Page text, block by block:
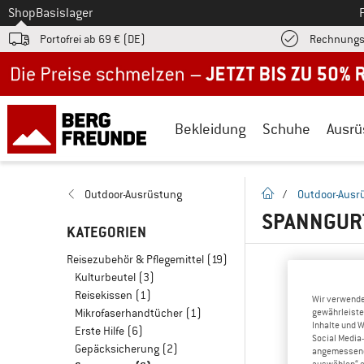
Zum
ShopBasislager
Portofrei ab 69 € (DE)
Bekleidung Schuhe
Outdoor-Ausrüstung
KATEGORIEN
Reisezubehör & Pflegemittel (19)
Kulturbeutel (3)
Reisekissen (1)
Mikrofaserhandtücher (1)
Erste Hilfe (6)
Gepäcksicherung (2)
Startseite
/ Outdoor-
Wir
Inhalte und
Social